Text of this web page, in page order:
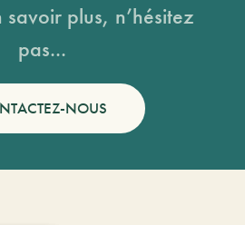
plus, n’hésitez
pas...
NOUS